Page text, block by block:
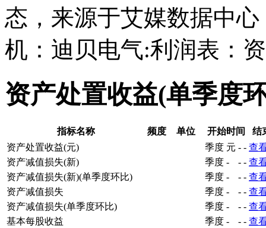
态，来源于艾媒数据中
机：迪贝电气:利润表：
资产处置收益(单季度
指标名称 频度 单位 开始时间
结
资产处置收益(元)
季度 元 - - 查
资产减值损失(新)
季度 - - - 查
资产减值损失(新)(单季度环比)
季度 - - - 查
资产减值损失
季度 - - - 查
资产减值损失(单季度环比)
季度 - - - 查
基本每股收益
季度 - - - 查